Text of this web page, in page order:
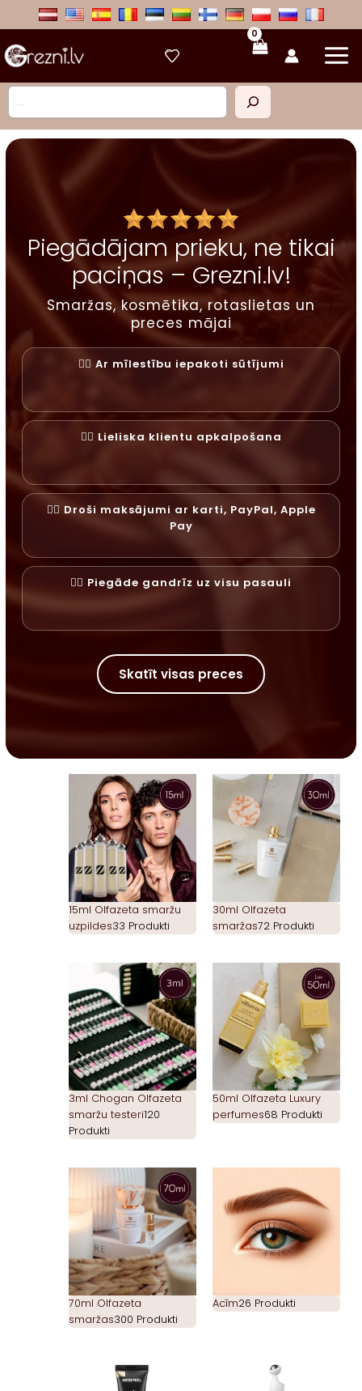
Meklēt
Piegādājam prieku, ne tikai
paciņas – Grezni.lv!
Smaržas, kosmētika, rotaslietas un
preces mājai
✓⃝ Ar mīlestību iepakoti sūtījumi
✓⃝ Lieliska klientu apkalpošana
✓⃝ Droši maksājumi ar karti, PayPal, Apple
Pay
✓⃝ Piegāde gandrīz uz visu pasauli
Skatīt visas preces
15ml Olfazeta smaržu
uzpildes33 Produkti
30ml Olfazeta
smaržas72 Produkti
3ml Chogan Olfazeta
smaržu testeri120
Produkti
50ml Olfazeta Luxury
perfumes68 Produkti
70ml Olfazeta
smaržas300 Produkti
Acīm26 Produkti